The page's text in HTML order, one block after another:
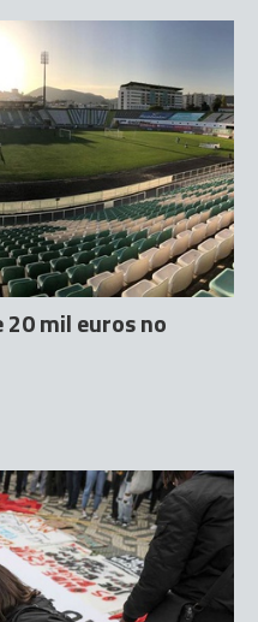
mil euros no